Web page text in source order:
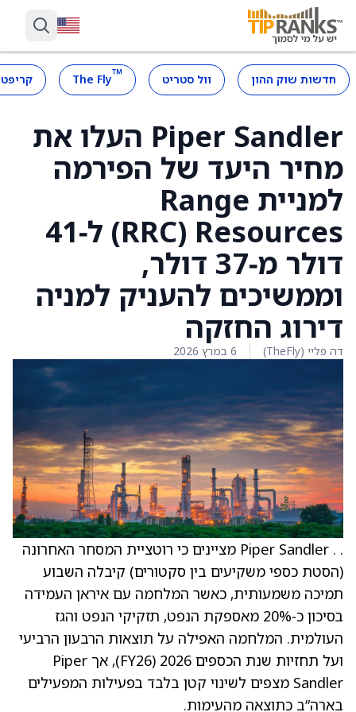
חדשות שוק ההון וול סטריט ™
The Fly
Piper Sandler העלו את
מחיר היעד של הפירמה
למניית Range
Resources ‏(RRC) ל‑41
דולר מ‑37 דולר,
וממשיכים להעניק למניה
דירוג החזקה
דה פליי (TheFly) 6 במרץ 2026
. . Piper Sandler מציינים כי רוטציית המסחר האחרונה
(הסטת כספי משקיעים בין סקטורים) קיבלה השבוע
תמיכה משמעותית, כאשר המלחמה עם איראן העמידה
בסיכון כ‑20% מאספקת הנפט, תזקיקי הנפט והגז
העולמית. המלחמה האפילה על תוצאות הרבעון הרביעי
ועל תחזיות שנת הכספים 2026 (FY26), אך Piper
Sandler מצפים לשינוי קטן בלבד בפעילות המפעילים
בארה”ב כתוצאה מהעימות.